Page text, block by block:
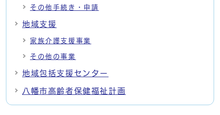
その他手続き・申請
地域支援
家族介護支援事業
その他の事業
地域包括支援センター
八幡市高齢者保健福祉計画